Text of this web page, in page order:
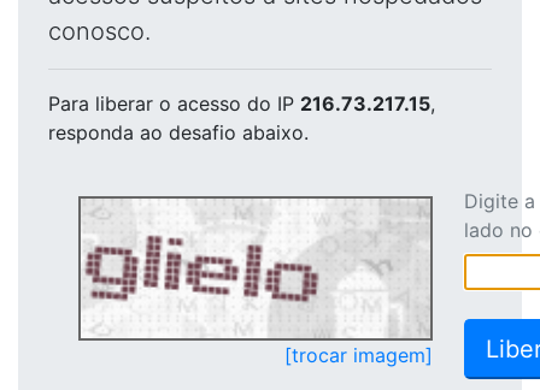
conosco.
Para liberar o acesso do IP 216.73.217.15,
responda ao desafio abaixo.
[trocar imagem]
Digite
lado no